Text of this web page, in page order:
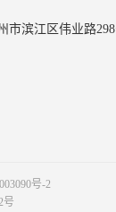
市滨江区伟业路
号-2
号